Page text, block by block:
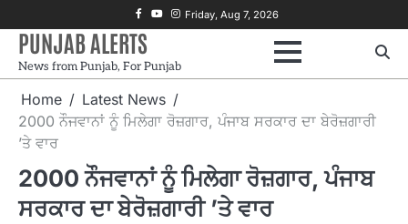
to
content
Facebook
Youtube
Instagram
Friday, Aug 7, 2026
PUNJAB ALERTS
News from Punjab, For Punjab
Home
Latest News
2000 ਨੌਜਵਾਨਾਂ ਨੂੰ ਮਿਲੇਗਾ ਰੋਜ਼ਗਾਰ, ਪੰਜਾਬ ਸਰਕਾਰ ਦਾ ਬੇਰੋਜ਼ਗਾਰੀ
’ਤੇ ਵਾਰ
2000 ਨੌਜਵਾਨਾਂ ਨੂੰ ਮਿਲੇਗਾ ਰੋਜ਼ਗਾਰ, ਪੰਜਾਬ
ਸਰਕਾਰ ਦਾ ਬੇਰੋਜ਼ਗਾਰੀ ’ਤੇ ਵਾਰ